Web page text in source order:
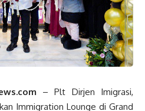
– Plt Dirjen Imigrasi,
Immigration Lounge di Grand